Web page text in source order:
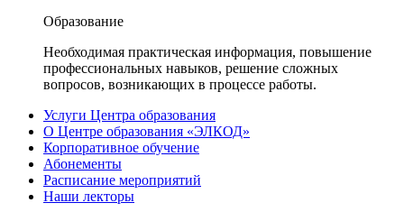
Образование
Необходимая практическая информация, повышение
профессиональных навыков, решение сложных
вопросов, возникающих в процессе работы.
Услуги Центра образования
О Центре образования «ЭЛКОД»
Корпоративное обучение
Абонементы
Расписание мероприятий
Наши лекторы